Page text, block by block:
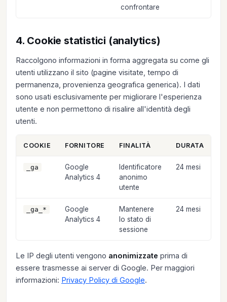
confrontare
4. Cookie statistici (analytics)
Raccolgono informazioni in forma aggregata su come gli
utenti utilizzano il sito (pagine visitate, tempo di
permanenza, provenienza geografica generica). I dati
sono usati esclusivamente per migliorare l'esperienza
utente e non permettono di risalire all'identità degli
utenti.
COOKIE FORNITORE FINALITÀ DURATA
_ga
Google
Analytics 4
Identificatore
anonimo
utente
24 mesi
_ga_*
Google
Analytics 4
Mantenere
lo stato di
sessione
24 mesi
Le IP degli utenti vengono anonimizzate prima di
essere trasmesse ai server di Google. Per maggiori
informazioni: Privacy Policy di Google.